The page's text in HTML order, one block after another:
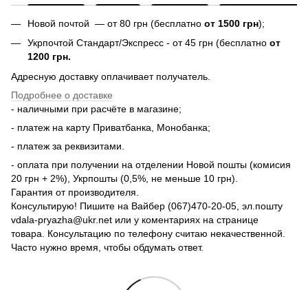
Новой почтой — от 80 грн (бесплатно от 1500 грн);
Укрпочтой Стандарт/Экспресс - от 45 грн (бесплатно от
1200 грн.
Адресную доставку оплачивает получатель.
Подробнее о доставке
- наличными при расчёте в магазине;
- платеж на карту Приватбанка, Монобанка;
- платеж за реквизитами.
- оплата при получении на отделении Новой пошты (комисия
20 грн + 2%), Укрпошты (0,5%, не меньше 10 грн).
Гарантия от производителя.
Консультирую! Пишите на Вайбер (067)470-20-05, эл.пошту
vdala-pryazha@ukr.net или у коментариях на странице
товара. Консультацию по телефону считаю некачественной.
Часто нужно время, чтобы обдумать ответ.